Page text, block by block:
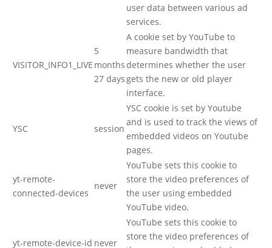
user data between various ad
services.
VISITOR_INFO1_LIVE
5
months
27 days
A cookie set by YouTube to
measure bandwidth that
determines whether the user
gets the new or old player
interface.
YSC session
YSC cookie is set by Youtube
and is used to track the views of
embedded videos on Youtube
pages.
yt-remote-
connected-devices
never
YouTube sets this cookie to
store the video preferences of
the user using embedded
YouTube video.
yt-remote-device-id never
YouTube sets this cookie to
store the video preferences of